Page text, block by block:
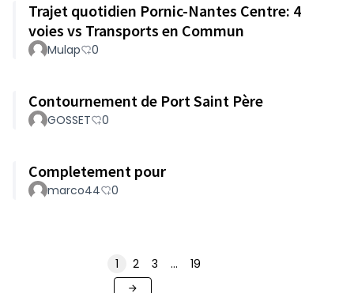
Trajet quotidien Pornic-Nantes Centre: 4
voies vs Transports en Commun
Mulap 0
Contournement de Port Saint Père
GOSSET 0
Completement pour
marco44 0
1 2 3 … 19